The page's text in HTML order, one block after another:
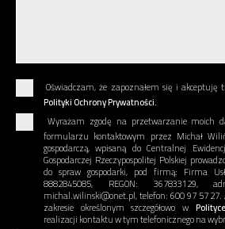
Oświadczam, że zapoznałem się i akceptuję
Polityki Ochrony Prywatności.
Wyrażam zgodę na przetwarzanie moich
formularzu kontaktowym przez Michał
gospodarczą, wpisaną do Centralnej
Gospodarczej Rzeczypospolitej Polskiej
do spraw gospodarki, pod firmą: Firma
8882845085, REGON: 367833129,
michal.wilinski@onet.pl, telefon: 600 97 57
zakresie określonym szczegółowo w
realizacji kontaktu w tym telefonicznego na